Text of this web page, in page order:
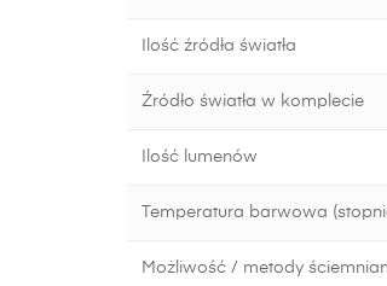
Ilość źródła światła
Źródło światła w komplecie
Ilość lumenów
Temperatura barwowa
Możliwość / metody